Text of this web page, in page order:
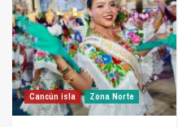
Cancún isla Zona Norte